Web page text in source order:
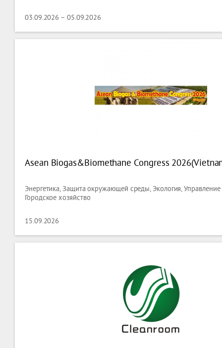
03.09.2026 – 05.09.2026
Asean Biogas&Biomethane Congress
Энергетика, Защита окружающей среды, Экология,
Городское хозяйство
15.09.2026